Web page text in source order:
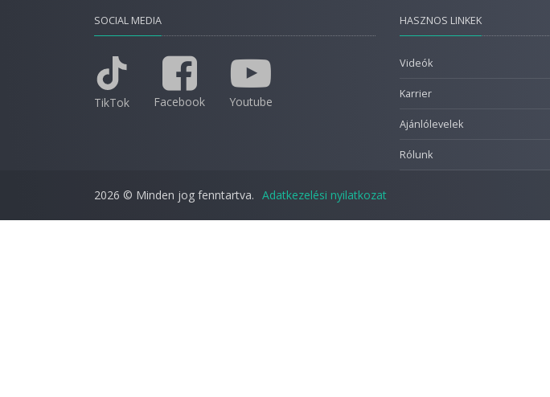
SOCIAL MEDIA
TikTok Facebook Youtube
HASZNOS LINKEK
Videók
Karrier
Ajánlólevelek
Rólunk
2026 © Minden jog fenntartva. Adatkezelési nyilatkozat